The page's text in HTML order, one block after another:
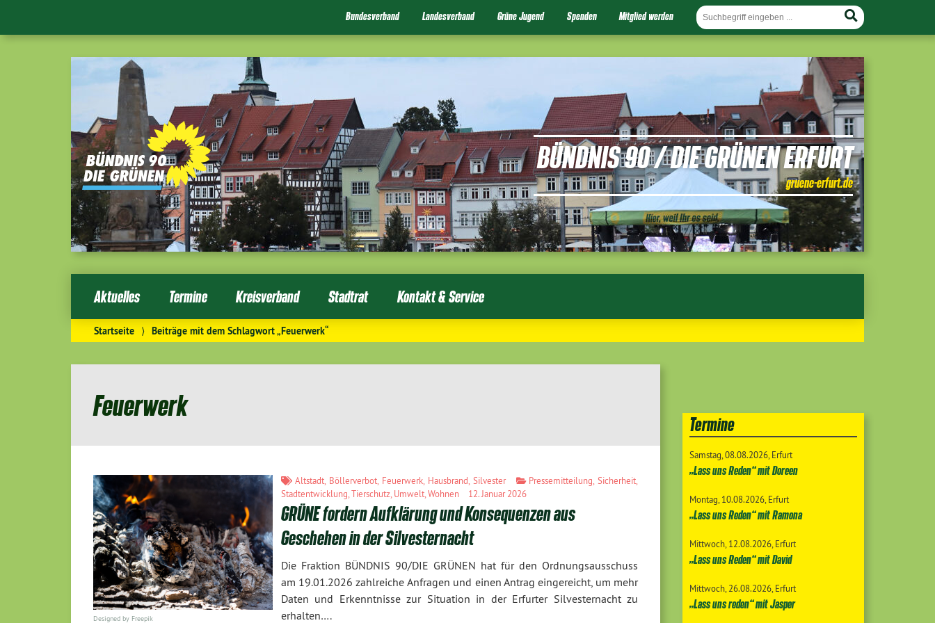
Bundesverband Landesverband Grüne Jugend Spenden Mitglied werden
BÜNDNIS 90 / DIE GRÜNEN ERFURT
gruene-erfurt.de
Aktuelles Termine Kreisverband Stadtrat Kontakt & Service
Startseite ⟩ Beiträge mit dem Schlagwort „Feuerwerk“
Feuerwerk
Designed by Freepik
Altstadt Böllerverbot Feuerwerk Hausbrand Silvester Pressemitteilung ,Sicherheit
Stadtentwicklung Tierschutz, Umwelt, Wohnen 12. Januar 2026
GRÜNE fordern Aufklärung und Konsequenzen aus
Geschehen in der Silvesternacht
Die Fraktion BÜNDNIS 90/DIE GRÜNEN hat für den Ordnungsausschuss
am 19.01.2026 zahlreiche Anfragen und einen Antrag eingereicht, um mehr
Daten und Erkenntnisse zur Situation in der Erfurter Silvesternacht zu
erhalten….
Termine
Samstag 08.08.2026 Erfurt
„Lass uns Reden“ mit Doreen
Montag 10.08.2026 Erfurt
„Lass uns Reden“ mit Ramona
Mittwoch 12.08.2026 Erfurt
„Lass uns Reden“ mit David
Mittwoch 26.08.2026 Erfurt
„Lass uns reden“ mit Jasper